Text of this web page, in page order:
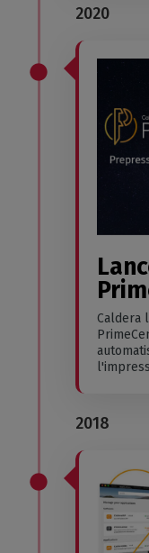
2020
Caldera
2018